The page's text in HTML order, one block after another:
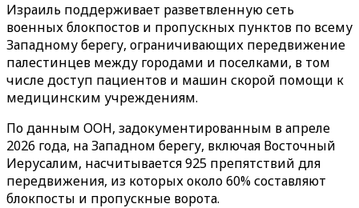
Израиль поддерживает разветвленную сеть
военных блокпостов и пропускных пунктов по всему
Западному берегу, ограничивающих передвижение
палестинцев между городами и поселками, в том
числе доступ пациентов и машин скорой помощи к
медицинским учреждениям.
По данным ООН, задокументированным в апреле
2026 года, на Западном берегу, включая Восточный
Иерусалим, насчитывается 925 препятствий для
передвижения, из которых около 60% составляют
блокпосты и пропускные ворота.